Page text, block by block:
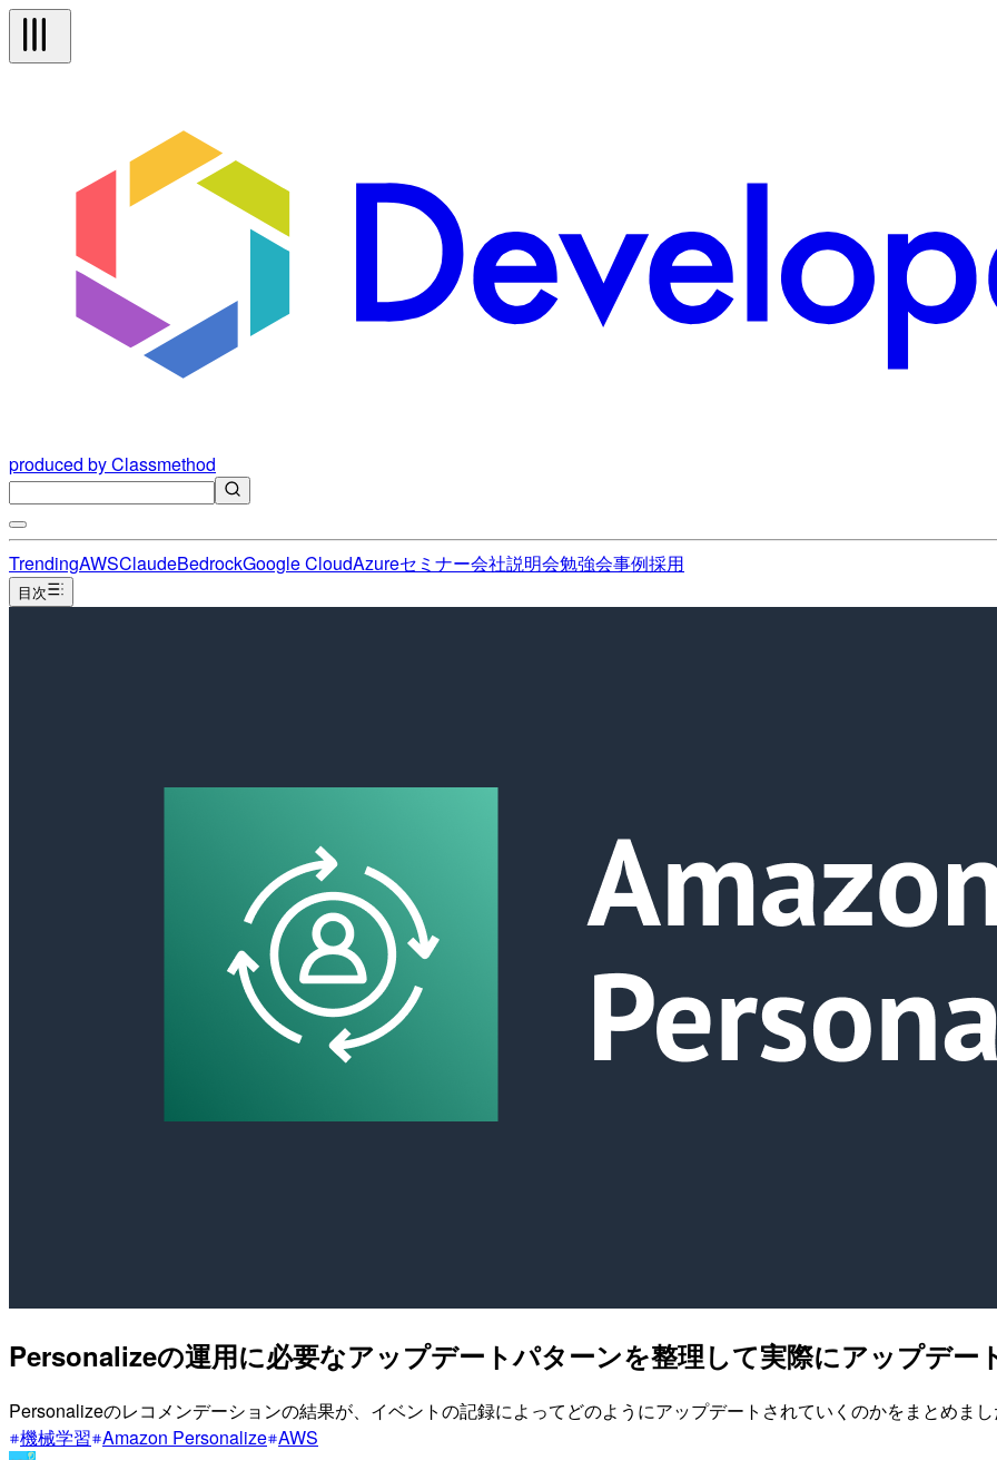
produced by Classmethod
TrendingAWSClaudeBedrockGoogle CloudAzureセミナー会社説明会勉強会事例採用
目次
Personalizeの運用に必要なアップデートパターンを整理して実際にアップデー
Personalizeのレコメンデーションの結果が、イベントの記録によってどのようにアップデートされていくのかをまとめまし
機械学習 Amazon Personalize AWS